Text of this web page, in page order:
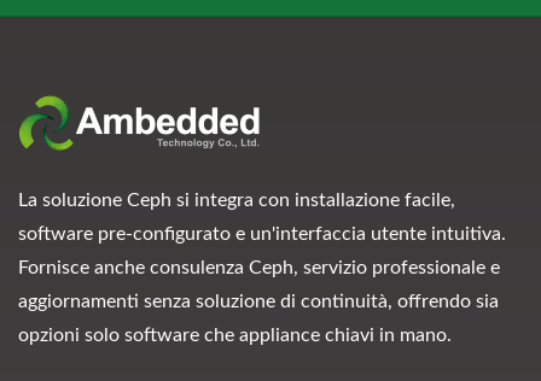
La soluzione Ceph si integra con installazione facile,
software pre-configurato e un'interfaccia utente intuitiva.
Fornisce anche consulenza Ceph, servizio professionale e
aggiornamenti senza soluzione di continuità, offrendo sia
opzioni solo software che appliance chiavi in mano.